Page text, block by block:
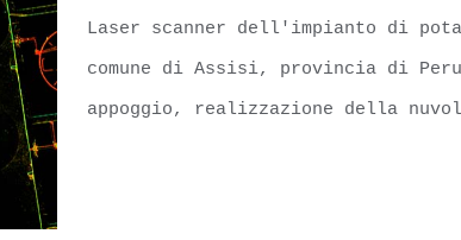
Laser scanner dell'impianto di
comune di Assisi, provincia di
appoggio, realizzazione della